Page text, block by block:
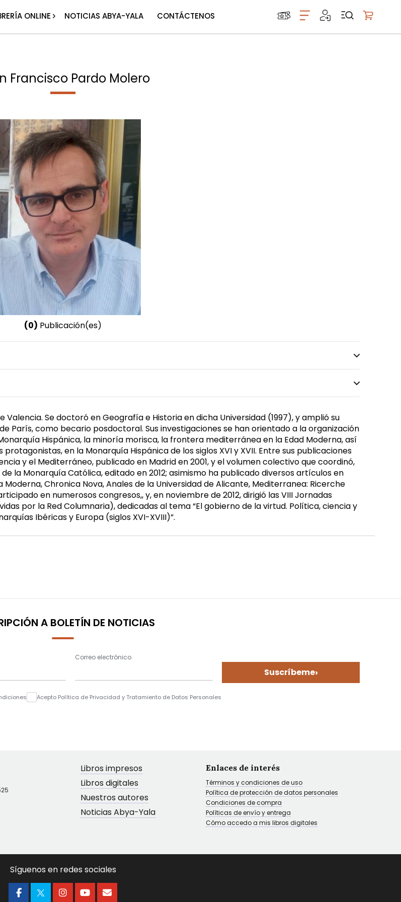
ONLINE NOTICIAS ABYA-YALA CONTÁCTENOS
Francisco Pardo Molero
(0) Publicación(es)
Masculino
Se doctoró en Geografía e Historia en dicha Universidad (1997), y amplió su
París, como becario posdoctoral. Sus investigaciones se han orientado a la organización
Hispánica, la minoría morisca, la frontera mediterránea en la Edad Moderna, así
en la Monarquía Hispánica de los siglos XVI y XVII. Entre sus publicaciones
y el Mediterráneo, publicado en Madrid en 2001, y el volumen colectivo que coordinó,
la Monarquía Católica, editado en 2012; asimismo ha publicado diversos artículos en
Chronica Nova, Anales de la Universidad de Alicante, Mediterranea: Ricerche
en numerosos congresos,, y, en noviembre de 2012, dirigió las VIII Jornadas
por la Red Columnaria), dedicadas al tema “El gobierno de la virtud. Política, ciencia y
Ibéricas y Europa (siglos XVI-XVIII)”.
A BOLETÍN DE NOTICIAS
Correo electrónico
Suscríbeme›
Acepto Política de Privacidad y Tratamiento de Datos Personales
Libros impresos
Libros digitales
Nuestros autores
Noticias Abya-Yala
Enlaces de interés
Términos y condiciones de uso
Política de protección de datos personales
Condiciones de compra
Políticas de envío y entrega
Cómo accedo a mis libros digitales
Síguenos en redes sociales